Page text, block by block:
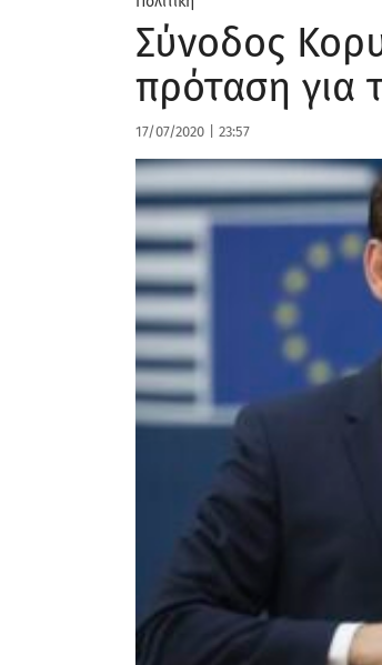
Σύνοδος
πρόταση για
17/07/2020 23:57